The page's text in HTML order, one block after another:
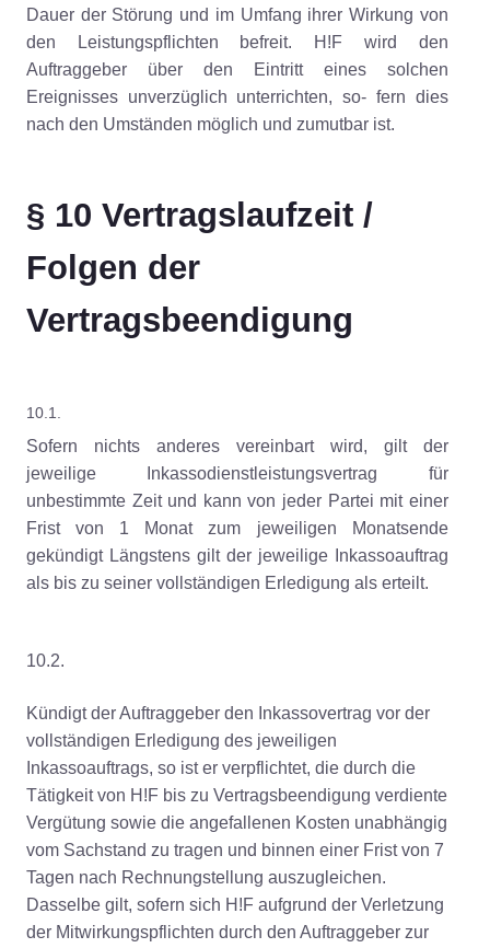
Dauer der Störung und im Umfang ihrer Wirkung von
den Leistungspflichten befreit. H!F wird den
Auftraggeber über den Eintritt eines solchen
Ereignisses unverzüglich unterrichten, so- fern dies
nach den Umständen möglich und zumutbar ist.
§ 10 Vertragslaufzeit /
Folgen der
Vertragsbeendigung
10.1.
Sofern nichts anderes vereinbart wird, gilt der
jeweilige Inkassodienstleistungsvertrag für
unbestimmte Zeit und kann von jeder Partei mit einer
Frist von 1 Monat zum jeweiligen Monatsende
gekündigt Längstens gilt der jeweilige Inkassoauftrag
als bis zu seiner vollständigen Erledigung als erteilt.
10.2.
Kündigt der Auftraggeber den Inkassovertrag vor der
vollständigen Erledigung des jeweiligen
Inkassoauftrags, so ist er verpflichtet, die durch die
Tätigkeit von H!F bis zu Vertragsbeendigung verdiente
Vergütung sowie die angefallenen Kosten unabhängig
vom Sachstand zu tragen und binnen einer Frist von 7
Tagen nach Rechnungstellung auszugleichen.
Dasselbe gilt, sofern sich H!F aufgrund der Verletzung
der Mitwirkungspflichten durch den Auftraggeber zur